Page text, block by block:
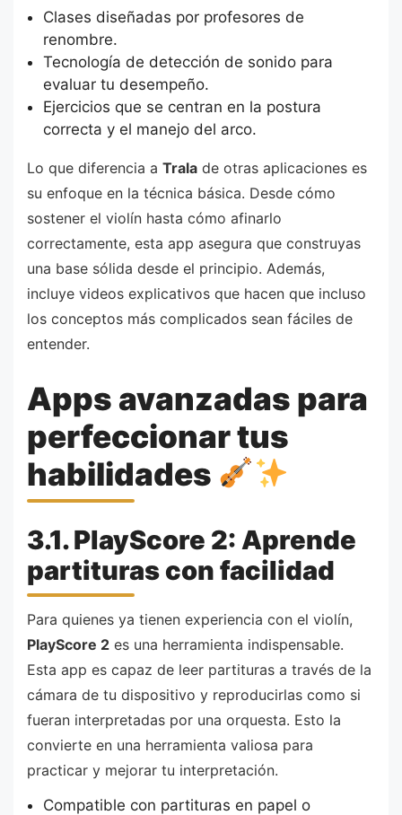
Clases diseñadas por profesores de
renombre.
Tecnología de detección de sonido para
evaluar tu desempeño.
Ejercicios que se centran en la postura
correcta y el manejo del arco.
Lo que diferencia a Trala de otras aplicaciones es
su enfoque en la técnica básica. Desde cómo
sostener el violín hasta cómo afinarlo
correctamente, esta app asegura que construyas
una base sólida desde el principio. Además,
incluye videos explicativos que hacen que incluso
los conceptos más complicados sean fáciles de
entender.
Apps avanzadas para
perfeccionar tus
habilidades
3.1. PlayScore 2: Aprende
partituras con facilidad
Para quienes ya tienen experiencia con el violín,
PlayScore 2 es una herramienta indispensable.
Esta app es capaz de leer partituras a través de la
cámara de tu dispositivo y reproducirlas como si
fueran interpretadas por una orquesta. Esto la
convierte en una herramienta valiosa para
practicar y mejorar tu interpretación.
Compatible con partituras en papel o